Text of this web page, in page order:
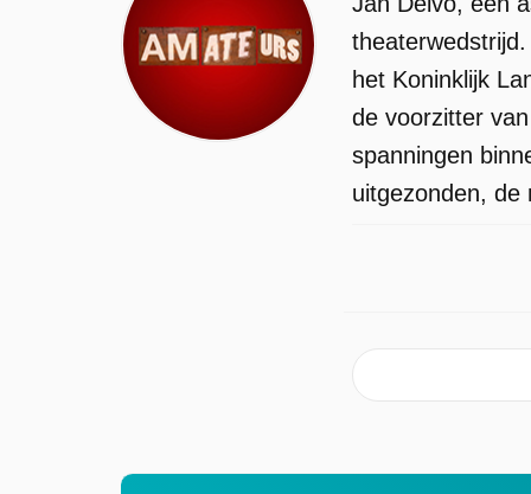
het Koninklijk
de voorzitter
spanningen
uitgezonden, de